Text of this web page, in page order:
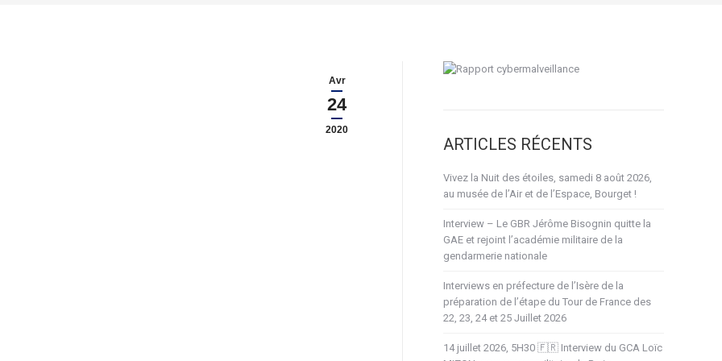
Avr
24
2020
ARTICLES RÉCENTS
Vivez la Nuit des étoiles, samedi 8 août 2026,
au musée de l’Air et de l’Espace, Bourget !
Interview – Le GBR Jérôme Bisognin quitte la
GAE et rejoint l’académie militaire de la
gendarmerie nationale
Interviews en préfecture de l’Isère de la
préparation de l’étape du Tour de France des
22, 23, 24 et 25 Juillet 2026
14 juillet 2026, 5H30 🇫🇷 Interview du GCA Loïc